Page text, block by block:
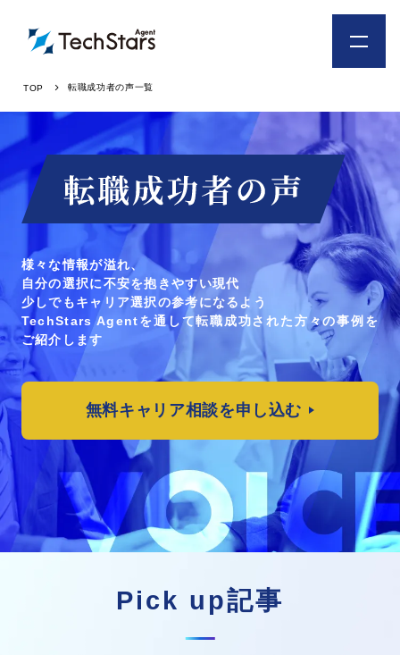
TOP 転職成功者の声一覧
様々な情報が溢れ、
自分の選択に不安を抱きやすい現代
少しでもキャリア選択の参考になるよう
TechStars Agentを通して転職成功された方々の事例を
ご紹介します
無料キャリア相談を申し込む
Pick up記事